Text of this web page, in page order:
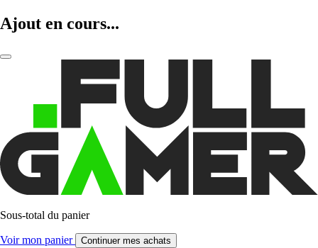
Ajout en cours...
Sous-total du panier
Voir mon panier Continuer mes achats